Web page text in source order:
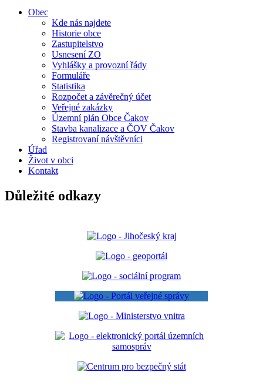
Obec
Kde nás najdete
Historie obce
Zastupitelstvo
Usnesení ZO
Vyhlášky a provozní řády
Formuláře
Statistika
Rozpočet a závěrečný účet
Veřejné zakázky
Územní plán Obce Čakov
Stavba kanalizace a ČOV Čakov
Registrovaní návštěvníci
Úřad
Život v obci
Kontakt
Důležité odkazy